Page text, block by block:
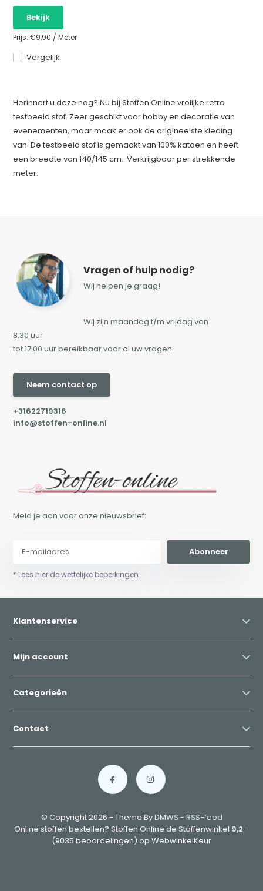
Vergelijk
Bekijk
Prijs:€9,90 /Meter
Herinnert u deze nog? Nu bij Stoffen Online vrolijke retro
testbeeld stof. Zeer geschikt voor hobby en decoratie van
evenementen, maar maak er ook de origineelste kleding
van. De testbeeld stof is gemaakt van 100% katoen en heeft
een breedte van 140/145 cm. Verkrijgbaar per strekkende
meter.
Vragen of hulp nodig?
Wij helpen je graag!
Wij zijn maandag t/m vrijdag van
8.30 uur
tot 17.00 uur bereikbaar voor al uw vragen.
Neem contact op
+31622719316
info@stoffen-online.nl
Meld je aan voor onze nieuwsbrief:
Abonneer
* Lees hier de wettelijke beperkingen
Klantenservice
Mijn account
Categorieën
Contact
© Copyright 2026 - Theme ByDMWS - RSS-feed
Online stoffen bestellen? Stoffen Online de Stoffenwinkel 9,2 -
(9035 beoordelingen) op WebwinkelKeur